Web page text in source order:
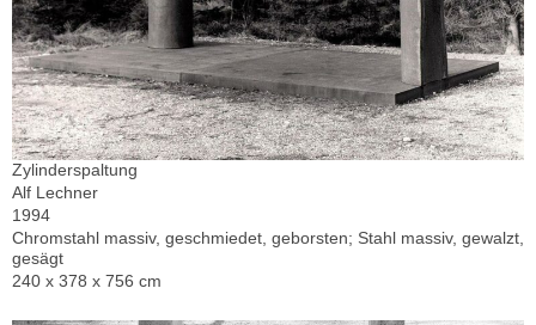
Zylinderspaltung
Alf Lechner
1994
Chromstahl massiv, geschmiedet, geborsten; Stahl massiv, gewalzt,
gesägt
240 x 378 x 756 cm